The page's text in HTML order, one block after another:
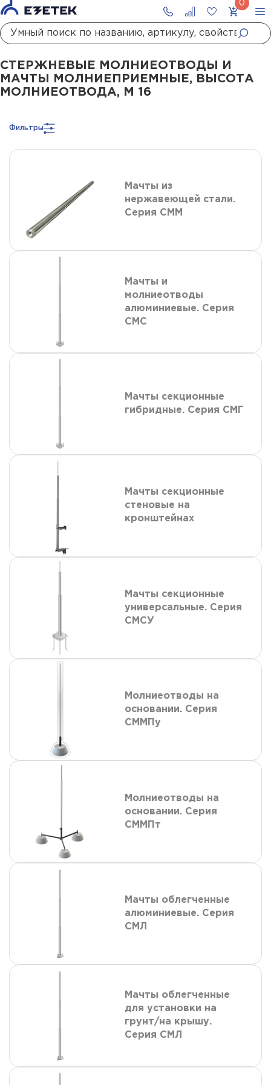
ГлавнаяКаталог Стержневые молниеотводы и мачты
СТЕРЖНЕВЫЕ МОЛНИЕОТВОДЫ И
МАЧТЫ МОЛНИЕПРИЕМНЫЕ, ВЫСОТА
МОЛНИЕОТВОДА, М 16
Фильтры
Мачты из
нержавеющей стали.
Серия СММ
Мачты и
молниеотводы
алюминиевые. Серия
СМС
Мачты секционные
гибридные. Серия СМГ
Мачты секционные
стеновые на
кронштейнах
Мачты секционные
универсальные. Серия
СМСУ
Молниеотводы на
основании. Серия
СММПу
Молниеотводы на
основании. Серия
СММПт
Мачты облегченные
алюминиевые. Серия
СМЛ
Мачты облегченные
для установки на
грунт/на крышу.
Серия СМЛ